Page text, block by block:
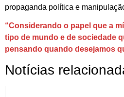
propaganda política e
“Considerando o papel que a
tipo de mundo e de sociedade
pensando quando desejamos
Notícias